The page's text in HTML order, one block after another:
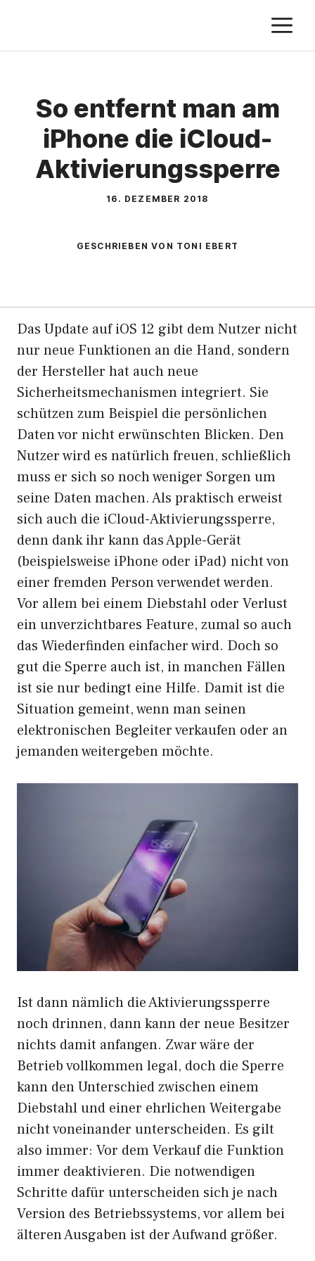
springen
So entfernt man am
iPhone die iCloud-
Aktivierungssperre
16. DEZEMBER 2018
GESCHRIEBEN VON TONI EBERT
Das Update auf iOS 12 gibt dem Nutzer nicht
nur neue Funktionen an die Hand, sondern
der Hersteller hat auch neue
Sicherheitsmechanismen integriert. Sie
schützen zum Beispiel die persönlichen
Daten vor nicht erwünschten Blicken. Den
Nutzer wird es natürlich freuen, schließlich
muss er sich so noch weniger Sorgen um
seine Daten machen. Als praktisch erweist
sich auch die iCloud-Aktivierungssperre,
denn dank ihr kann das Apple-Gerät
(beispielsweise iPhone oder iPad) nicht von
einer fremden Person verwendet werden.
Vor allem bei einem Diebstahl oder Verlust
ein unverzichtbares Feature, zumal so auch
das Wiederfinden einfacher wird. Doch so
gut die Sperre auch ist, in manchen Fällen
ist sie nur bedingt eine Hilfe. Damit ist die
Situation gemeint, wenn man seinen
elektronischen Begleiter verkaufen oder an
jemanden weitergeben möchte.
Ist dann nämlich die Aktivierungssperre
noch drinnen, dann kann der neue Besitzer
nichts damit anfangen. Zwar wäre der
Betrieb vollkommen legal, doch die Sperre
kann den Unterschied zwischen einem
Diebstahl und einer ehrlichen Weitergabe
nicht voneinander unterscheiden. Es gilt
also immer: Vor dem Verkauf die Funktion
immer deaktivieren. Die notwendigen
Schritte dafür unterscheiden sich je nach
Version des Betriebssystems, vor allem bei
älteren Ausgaben ist der Aufwand größer.